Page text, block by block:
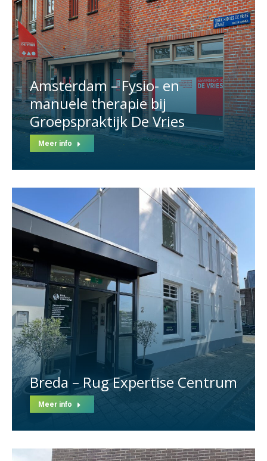
Amsterdam – Fysio- en
manuele therapie bij
Groepspraktijk De Vries
Meer info
Breda – Rug Expertise Centrum
Meer info